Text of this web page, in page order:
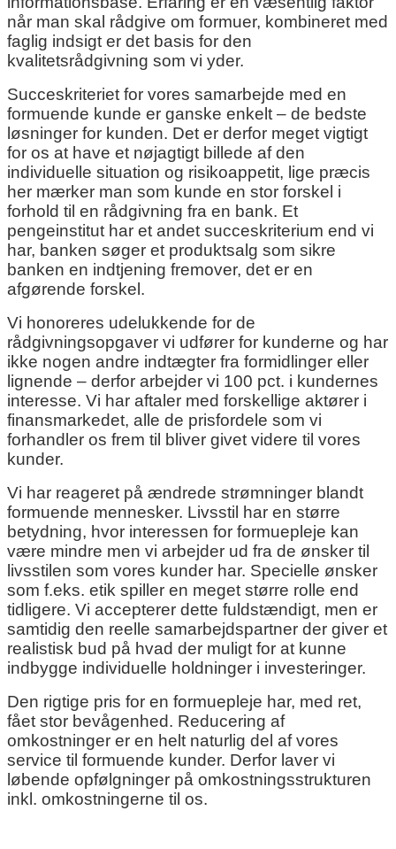
når man skal rådgive om formuer, kombineret med
faglig indsigt er det basis for den
kvalitetsrådgivning som vi yder.
Succeskriteriet for vores samarbejde med en
formuende kunde er ganske enkelt – de bedste
løsninger for kunden. Det er derfor meget vigtigt
for os at have et nøjagtigt billede af den
individuelle situation og risikoappetit, lige præcis
her mærker man som kunde en stor forskel i
forhold til en rådgivning fra en bank. Et
pengeinstitut har et andet succeskriterium end vi
har, banken søger et produktsalg som sikre
banken en indtjening fremover, det er en
afgørende forskel.
Vi honoreres udelukkende for de
rådgivningsopgaver vi udfører for kunderne og har
ikke nogen andre indtægter fra formidlinger eller
lignende – derfor arbejder vi 100 pct. i kundernes
interesse. Vi har aftaler med forskellige aktører i
finansmarkedet, alle de prisfordele som vi
forhandler os frem til bliver givet videre til vores
kunder.
Vi har reageret på ændrede strømninger blandt
formuende mennesker. Livsstil har en større
betydning, hvor interessen for formuepleje kan
være mindre men vi arbejder ud fra de ønsker til
livsstilen som vores kunder har. Specielle ønsker
som f.eks. etik spiller en meget større rolle end
tidligere. Vi accepterer dette fuldstændigt, men er
samtidig den reelle samarbejdspartner der giver et
realistisk bud på hvad der muligt for at kunne
indbygge individuelle holdninger i investeringer.
Den rigtige pris for en formuepleje har, med ret,
fået stor bevågenhed. Reducering af
omkostninger er en helt naturlig del af vores
service til formuende kunder. Derfor laver vi
løbende opfølgninger på omkostningsstrukturen
inkl. omkostningerne til os.